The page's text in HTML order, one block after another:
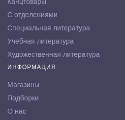
С отделениями
Специальная литература
Учебная литература
Художественная литература
ИНФОРМАЦИЯ
Магазины
Подборки
О нас